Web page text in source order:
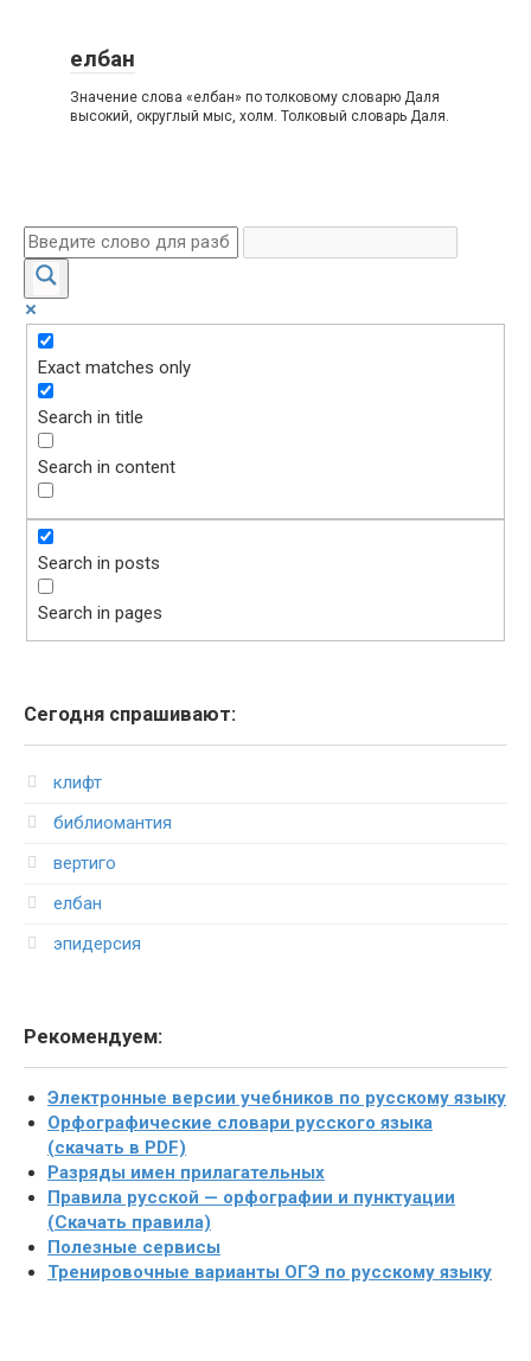
елбан
Значение слова «елбан» по толковому словарю Даля
высокий, округлый мыс, холм. Толковый словарь Даля.
Exact matches only
Search in title
Search in content
Search in posts
Search in pages
Сегодня спрашивают:
клифт
библиомантия
вертиго
елбан
эпидерсия
Рекомендуем:
Электронные версии учебников по русскому языку
Орфографические словари русского языка
(скачать в PDF)
Разряды имен прилагательных
Правила русской — орфографии и пунктуации
(Скачать правила)
Полезные сервисы
Тренировочные варианты ОГЭ по русскому языку